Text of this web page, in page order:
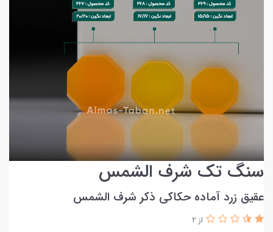
سنگ تک شرف الشمس
عقیق زرد آماده حکاکی ذکر شرف الشمس
از 2